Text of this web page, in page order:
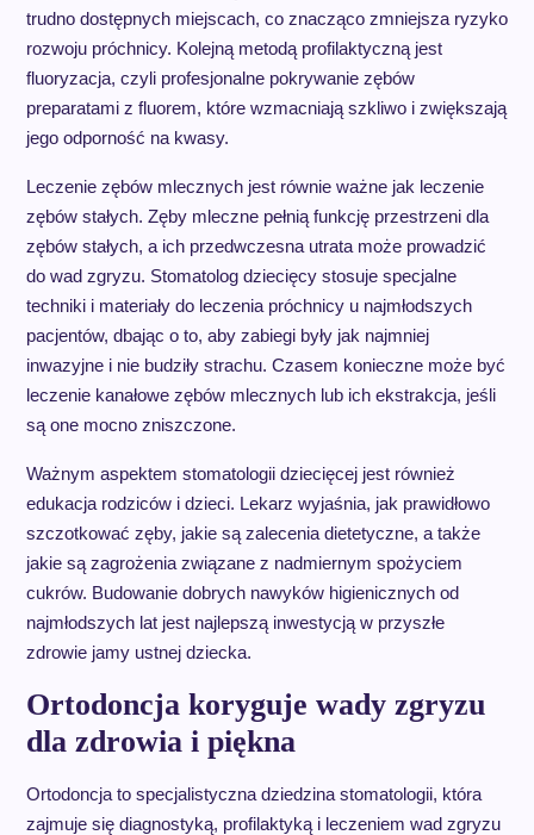
trudno dostępnych miejscach, co znacząco zmniejsza ryzyko
rozwoju próchnicy. Kolejną metodą profilaktyczną jest
fluoryzacja, czyli profesjonalne pokrywanie zębów
preparatami z fluorem, które wzmacniają szkliwo i zwiększają
jego odporność na kwasy.
Leczenie zębów mlecznych jest równie ważne jak leczenie
zębów stałych. Zęby mleczne pełnią funkcję przestrzeni dla
zębów stałych, a ich przedwczesna utrata może prowadzić
do wad zgryzu. Stomatolog dziecięcy stosuje specjalne
techniki i materiały do leczenia próchnicy u najmłodszych
pacjentów, dbając o to, aby zabiegi były jak najmniej
inwazyjne i nie budziły strachu. Czasem konieczne może być
leczenie kanałowe zębów mlecznych lub ich ekstrakcja, jeśli
są one mocno zniszczone.
Ważnym aspektem stomatologii dziecięcej jest również
edukacja rodziców i dzieci. Lekarz wyjaśnia, jak prawidłowo
szczotkować zęby, jakie są zalecenia dietetyczne, a także
jakie są zagrożenia związane z nadmiernym spożyciem
cukrów. Budowanie dobrych nawyków higienicznych od
najmłodszych lat jest najlepszą inwestycją w przyszłe
zdrowie jamy ustnej dziecka.
Ortodoncja koryguje wady zgryzu
dla zdrowia i piękna
Ortodoncja to specjalistyczna dziedzina stomatologii, która
zajmuje się diagnostyką, profilaktyką i leczeniem wad zgryzu